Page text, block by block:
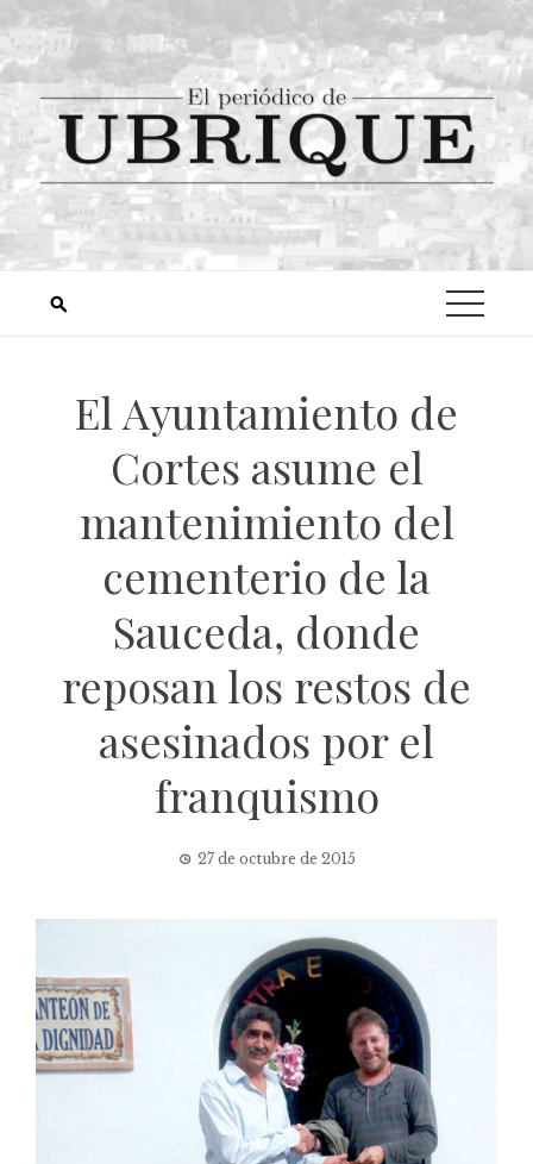
El Ayuntamiento de
Cortes asume el
mantenimiento del
cementerio de la
Sauceda, donde
reposan los restos de
asesinados por el
franquismo
27 de octubre de 2015